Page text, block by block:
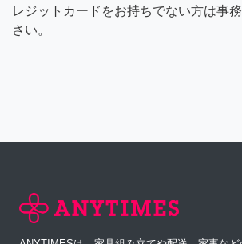
レジットカードをお持ちでない方は事
さい。